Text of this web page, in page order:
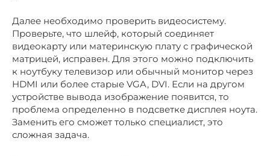
Далее необходимо проверить видеосистему.
Проверьте, что шлейф, который соединяет
видеокарту или материнскую плату с графической
матрицей, исправен. Для этого можно подключить
к ноутбуку телевизор или обычный монитор через
HDMI или более старые VGA, DVI. Если на другом
устройстве вывода изображение появится, то
проблема определенно в подсветке дисплея ноута.
Заменить его сможет только специалист, это
сложная задача.